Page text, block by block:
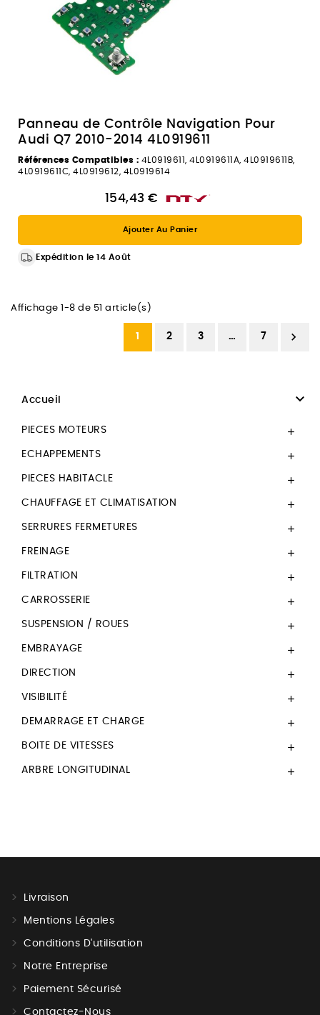
Panneau de Contrôle Navigation Pour
Audi Q7 2010-2014 4L0919611
Références Compatibles : 4L0919611, 4L0919611A, 4L0919611B,
4L0919611C, 4L0919612, 4L0919614
154,43 €
Ajouter Au Panier
Expédition le 14 Août
Affichage 1-8 de 51 article(s)
1 2 3 … 7 
Accueil 
PIECES MOTEURS 
ECHAPPEMENTS 
PIECES HABITACLE 
CHAUFFAGE ET CLIMATISATION 
SERRURES FERMETURES 
FREINAGE 
FILTRATION 
CARROSSERIE 
SUSPENSION / ROUES 
EMBRAYAGE 
DIRECTION 
VISIBILITÉ 
DEMARRAGE ET CHARGE 
BOITE DE VITESSES 
ARBRE LONGITUDINAL 
Livraison
Mentions Légales
Conditions D'utilisation
Notre Entreprise
Paiement Sécurisé
Contactez-Nous